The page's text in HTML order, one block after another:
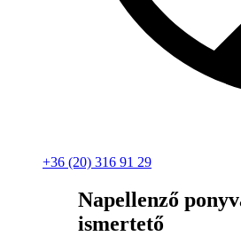
+36 (20) 316 91 29
Napellenző
ismertető